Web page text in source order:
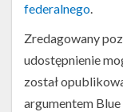
federalnego.
Zredagowany
udostępnienie
został
argumentem